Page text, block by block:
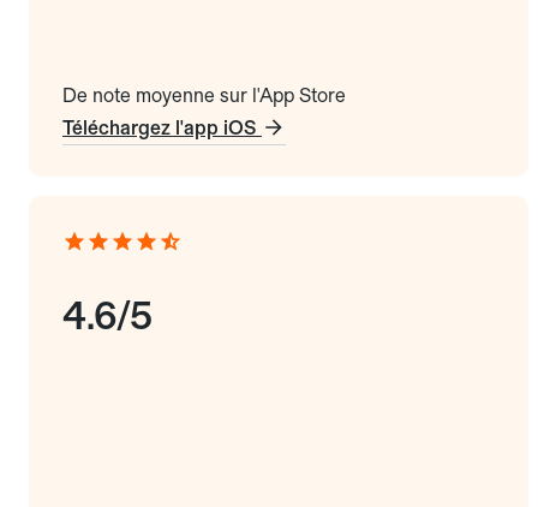
De note moyenne sur l'App Store
Téléchargez l'app iOS
4.6/5